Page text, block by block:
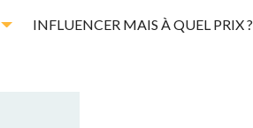
Toggle Dropdown
INFLUENCER MAIS À QUEL PRIX ?